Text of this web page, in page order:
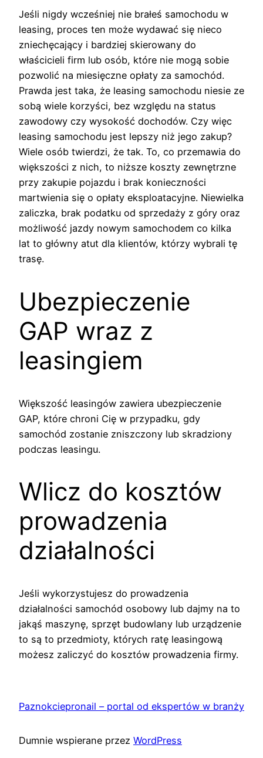
Jeśli nigdy wcześniej nie brałeś samochodu w
leasing, proces ten może wydawać się nieco
zniechęcający i bardziej skierowany do
właścicieli firm lub osób, które nie mogą sobie
pozwolić na miesięczne opłaty za samochód.
Prawda jest taka, że leasing samochodu niesie ze
sobą wiele korzyści, bez względu na status
zawodowy czy wysokość dochodów. Czy więc
leasing samochodu jest lepszy niż jego zakup?
Wiele osób twierdzi, że tak. To, co przemawia do
większości z nich, to niższe koszty zewnętrzne
przy zakupie pojazdu i brak konieczności
martwienia się o opłaty eksploatacyjne. Niewielka
zaliczka, brak podatku od sprzedaży z góry oraz
możliwość jazdy nowym samochodem co kilka
lat to główny atut dla klientów, którzy wybrali tę
trasę.
Ubezpieczenie
GAP wraz z
leasingiem
Większość leasingów zawiera ubezpieczenie
GAP, które chroni Cię w przypadku, gdy
samochód zostanie zniszczony lub skradziony
podczas leasingu.
Wlicz do kosztów
prowadzenia
działalności
Jeśli wykorzystujesz do prowadzenia
działalności samochód osobowy lub dajmy na to
jakąś maszynę, sprzęt budowlany lub urządzenie
to są to przedmioty, których ratę leasingową
możesz zaliczyć do kosztów prowadzenia firmy.
Paznokciepronail – portal od ekspertów w branży
Dumnie wspierane przez WordPress